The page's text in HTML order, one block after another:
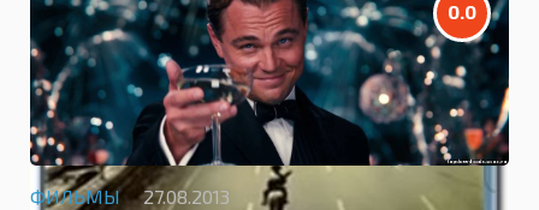
0.0
ФИЛЬМЫ 27.08.2013